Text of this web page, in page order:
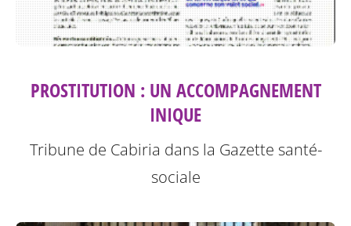
PROSTITUTION : UN ACCOMPAGNEMENT
INIQUE
Tribune de Cabiria dans la Gazette santé-
sociale